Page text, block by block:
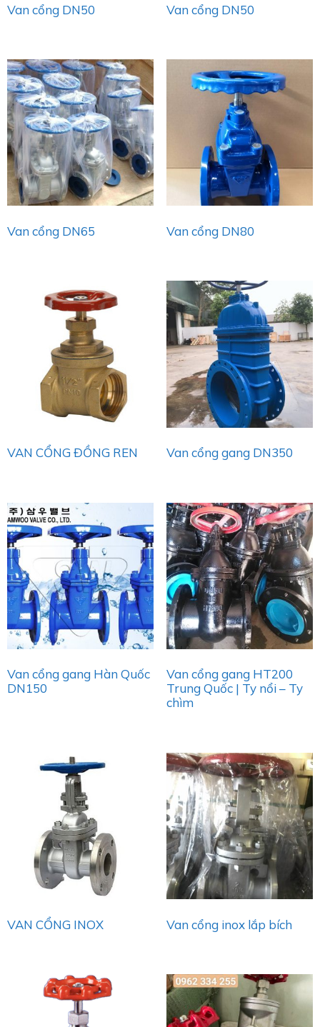
Van cổng DN50 Van cổng DN50
Van cổng DN65 Van cổng DN80
VAN CỔNG ĐỒNG REN Van cổng gang DN350
Van cổng gang Hàn Quốc
DN150
Van cổng gang HT200
Trung Quốc | Ty nổi – Ty
chìm
VAN CỔNG INOX Van cổng inox lắp bích